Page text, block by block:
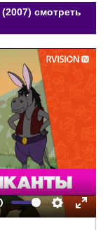
смотреть
Settings